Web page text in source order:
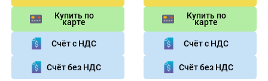
Купить по
карте
Счёт с НДС
Счёт без НДС
Купить по
карте
Счёт с НДС
Счёт без НДС